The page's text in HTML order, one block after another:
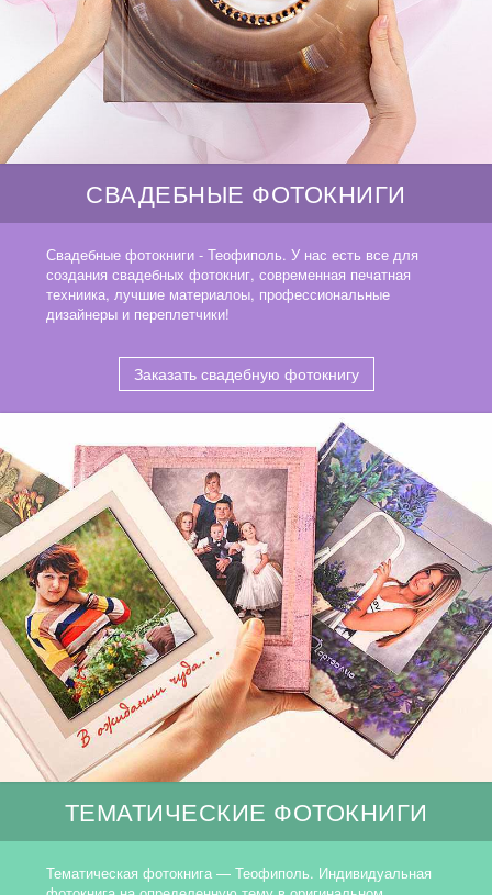
СВАДЕБНЫЕ ФОТОКНИГИ
Свадебные фотокниги - Теофиполь. У нас есть все для
создания свадебных фотокниг, современная печатная
техниика, лучшие материалоы, профессиональные
дизайнеры и переплетчики!
Заказать свадебную фотокнигу
ТЕМАТИЧЕСКИЕ ФОТОКНИГИ
Тематическая фотокнига — Теофиполь. Индивидуальная